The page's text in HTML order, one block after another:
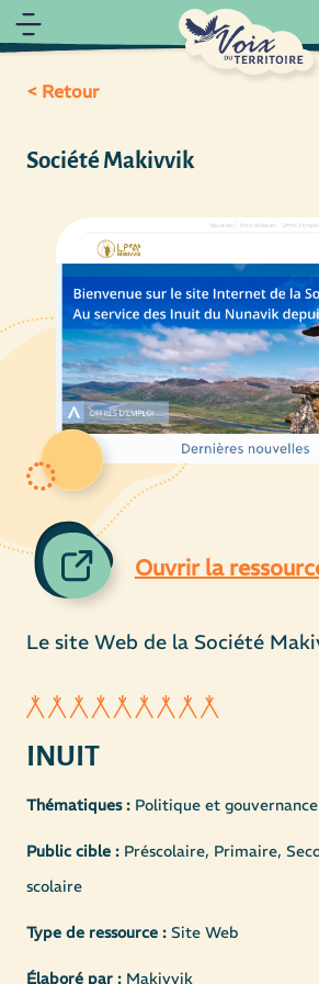
< Retour
Société Makivvik
Ouvrir la
Le site Web de la Société
INUIT
Thématiques : Politique et gouvernance
Public cible : Préscolaire, Primaire,
scolaire
Type de ressource : Site Web
Élaboré par : Makivvik